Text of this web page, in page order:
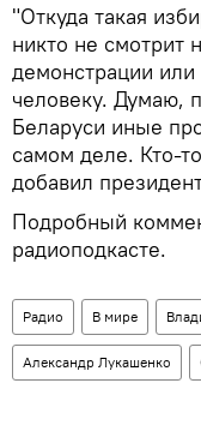
"Откуда такая
никто не смотрит
демонстрации
человеку. Думаю,
Беларуси иные
самом деле. Кто-
добавил
Подробный
радиоподкасте.
Радио В мире
Александр Лукашенко